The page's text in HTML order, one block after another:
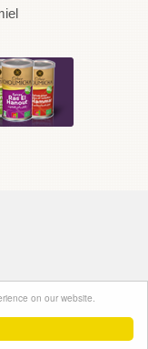
on our website.